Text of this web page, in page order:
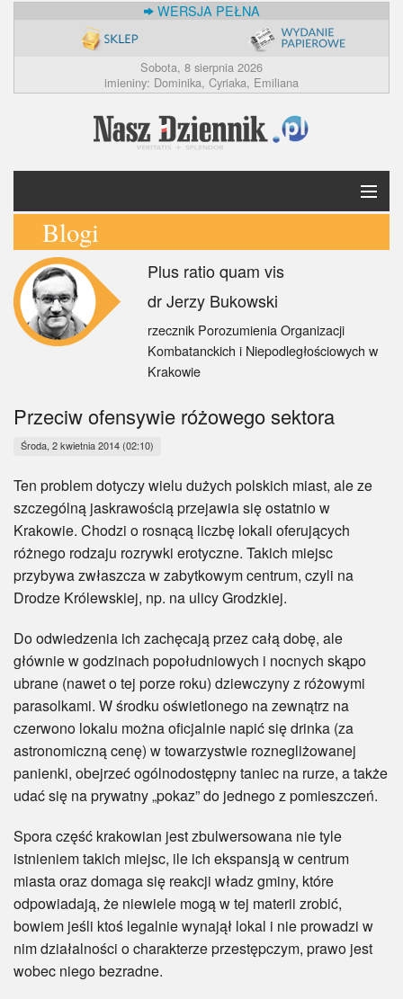
WERSJA PEŁNA
Sobota, 8 sierpnia 2026
imieniny: Dominika, Cyriaka, Emiliana
Krótko
Polska
Świat
Myśl
Wiara
Sport
BlogAiD
Zaproszenia
Blogi
Plus ratio quam vis
dr Jerzy Bukowski
rzecznik Porozumienia Organizacji
Kombatanckich i Niepodległościowych w
Krakowie
Przeciw ofensywie różowego sektora
Środa, 2 kwietnia 2014 (02:10)
Ten problem dotyczy wielu dużych polskich miast, ale ze
szczególną jaskrawością przejawia się ostatnio w
Krakowie. Chodzi o rosnącą liczbę lokali oferujących
różnego rodzaju rozrywki erotyczne. Takich miejsc
przybywa zwłaszcza w zabytkowym centrum, czyli na
Drodze Królewskiej, np. na ulicy Grodzkiej.
Do odwiedzenia ich zachęcają przez całą dobę, ale
głównie w godzinach popołudniowych i nocnych skąpo
ubrane (nawet o tej porze roku) dziewczyny z różowymi
parasolkami. W środku oświetlonego na zewnątrz na
czerwono lokalu można oficjalnie napić się drinka (za
astronomiczną cenę) w towarzystwie roznegliżowanej
panienki, obejrzeć ogólnodostępny taniec na rurze, a także
udać się na prywatny „pokaz” do jednego z pomieszczeń.
Spora część krakowian jest zbulwersowana nie tyle
istnieniem takich miejsc, ile ich ekspansją w centrum
miasta oraz domaga się reakcji władz gminy, które
odpowiadają, że niewiele mogą w tej materii zrobić,
bowiem jeśli ktoś legalnie wynajął lokal i nie prowadzi w
nim działalności o charakterze przestępczym, prawo jest
wobec niego bezradne.